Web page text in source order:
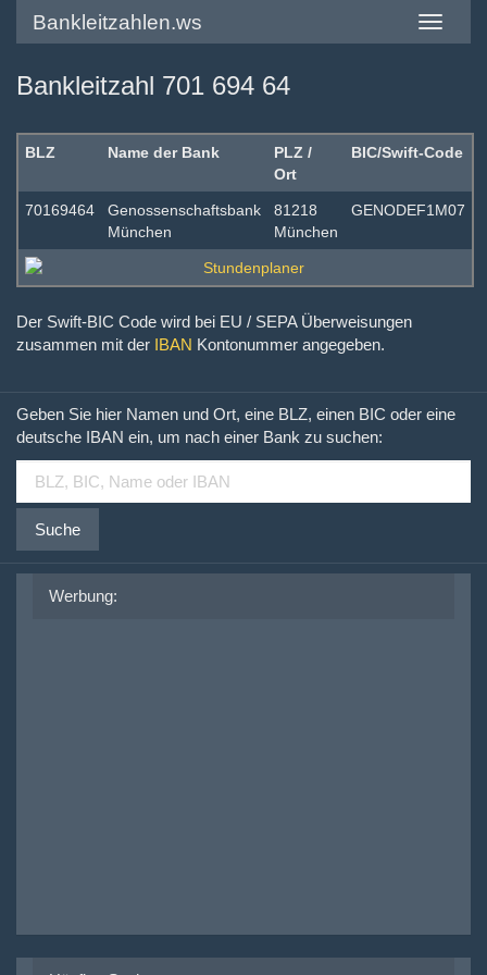
Toggle
Bankleitzahlen.ws
Bankleitzahl 701 694 64
BLZ Name der Bank
PLZ /
Ort
BIC/Swift-Code
70169464
Genossenschaftsbank
München
81218
München
GENODEF1M07
Der Swift-BIC Code wird bei EU / SEPA Überweisungen
zusammen mit der IBAN Kontonummer angegeben.
Geben Sie hier Namen und Ort, eine BLZ, einen BIC oder eine
deutsche IBAN ein, um nach einer Bank zu suchen:
Suche
Werbung: